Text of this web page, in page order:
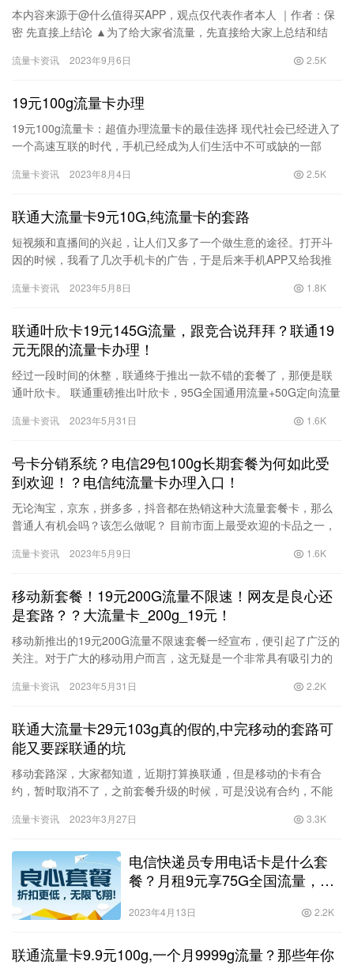
本内容来源于@什么值得买APP，观点仅代表作者本人 ｜作者：保
密 先直接上结论 ▲为了给大家省流量，先直接给大家上总结和结
但…
流量卡资讯 2023年9月6日 2.5K
19元100g流量卡办理
19元100g流量卡：超值办理流量卡的最佳选择 现代社会已经进入了
一个高速互联的时代，手机已经成为人们生活中不可或缺的一部
成…
流量卡资讯 2023年8月4日 2.5K
联通大流量卡9元10G,纯流量卡的套路
短视频和直播间的兴起，让人们又多了一个做生意的途径。打开斗
因的时候，我看了几次手机卡的广告，于是后来手机APP又给我推
进…
流量卡资讯 2023年5月8日 1.8K
联通叶欣卡19元145G流量，跟竞合说拜拜？联通19
元无限的流量卡办理！
经过一段时间的休整，联通终于推出一款不错的套餐了，那便是联
通叶欣卡。 联通重磅推出叶欣卡，95G全国通用流量+50G定向流量
流量卡资讯 2023年5月31日 1.6K
号卡分销系统？电信29包100g长期套餐为何如此受
到欢迎！？电信纯流量卡办理入口！
无论淘宝，京东，拼多多，抖音都在热销这种大流量套餐卡，那么
普通人有机会吗？该怎么做呢？ 目前市面上最受欢迎的卡品之一，
流量卡资讯 2023年5月9日 1.6K
移动新套餐！19元200G流量不限速！网友是良心还
是套路？？大流量卡_200g_19元！
移动新推出的19元200G流量不限速套餐一经宣布，便引起了广泛的
关注。对于广大的移动用户而言，这无疑是一个非常具有吸引力的
到…
流量卡资讯 2023年5月31日 2.2K
联通大流量卡29元103g真的假的,中完移动的套路可
能又要踩联通的坑
移动套路深，大家都知道，近期打算换联通，但是移动的卡有合
约，暂时取消不了，之前套餐升级的时候，可是没说有合约，不能
做活动，…
流量卡资讯 2023年3月27日 3.3K
电信快递员专用电话卡是什么套
餐？月租9元享75G全国流量，不
2023年4月13日 2.2K
联通流量卡9.9元100g,一个月9999g流量？那些年你